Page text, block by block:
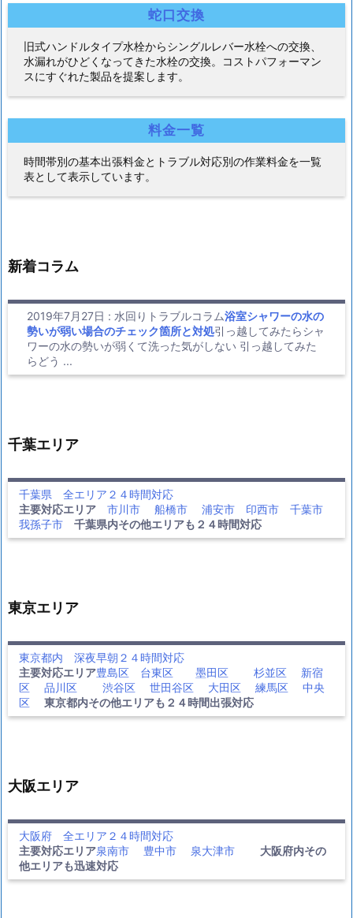
蛇口交換
旧式ハンドルタイプ水栓からシングルレバー水栓への交換、
水漏れがひどくなってきた水栓の交換。コストパフォーマン
スにすぐれた製品を提案します。
料金一覧
時間帯別の基本出張料金とトラブル対応別の作業料金を一覧
表として表示しています。
新着コラム
2019年7月27日 : 水回りトラブルコラム浴室シャワーの水の
勢いが弱い場合のチェック箇所と対処引っ越してみたらシャ
ワーの水の勢いが弱くて洗った気がしない 引っ越してみた
らどう ...
千葉エリア
千葉県 全エリア２４時間対応
主要対応エリア
市川市 船橋市 浦安市 印西市
千葉市
我孫子市
千葉県内その他エリアも２４時間対応
東京エリア
東京都内 深夜早朝２４時間対応
主要対応エリア豊島区 台東区 墨田区 杉並区
新宿
区
品川区 渋谷区 世田谷区 大田区 練馬区
中央
区
東京都内その他エリアも２４時間出張対応
大阪エリア
大阪府 全エリア２４時間対応
主要対応エリア泉南市 豊中市 泉大津市
大阪府内その
他エリアも迅速対応